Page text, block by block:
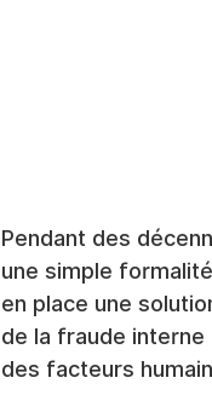
Pendant des
une simple
en place une
de la fraude
des facteurs